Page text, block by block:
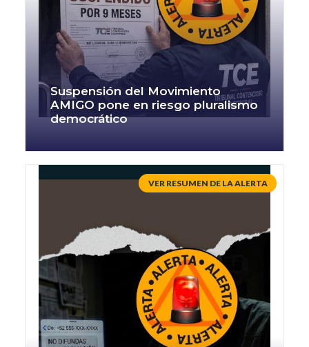
Suspensión del Movimiento
AMIGO pone en riesgo pluralismo
democrático